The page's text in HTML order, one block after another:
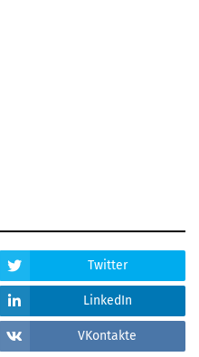
Twitter
LinkedIn
VKontakte